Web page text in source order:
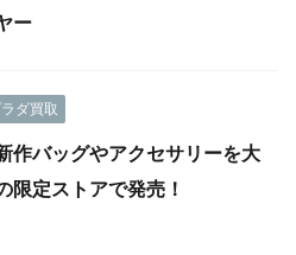
ー
ダ買取
作バッグやアクセサリーを大
限定ストアで発売！